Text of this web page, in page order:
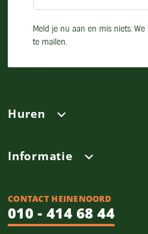
Huren
Informatie
CONTACT HEINENOORD
010 - 414 68 44
Meld je nu aan en mis niets.
te mailen.